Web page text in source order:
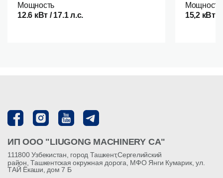
Мощность
12.6 кВт / 17.1 л.с.
Мощность
15,2 кВт /
ИП ООО "LIUGONG MACHINERY CA"
111800 Узбекистан, город Ташкент,Сергелийский
район, Ташкентская окружная дорога, МФО Янги Кумарик, ул.
ТАЙ Ёкаши, дом 7 Б